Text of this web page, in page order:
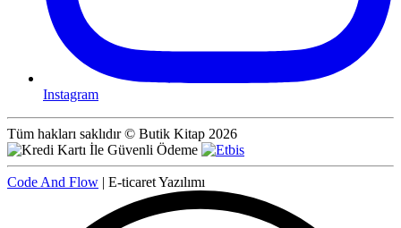
Instagram
Tüm hakları saklıdır © Butik Kitap 2026
Code And Flow | E-ticaret Yazılımı